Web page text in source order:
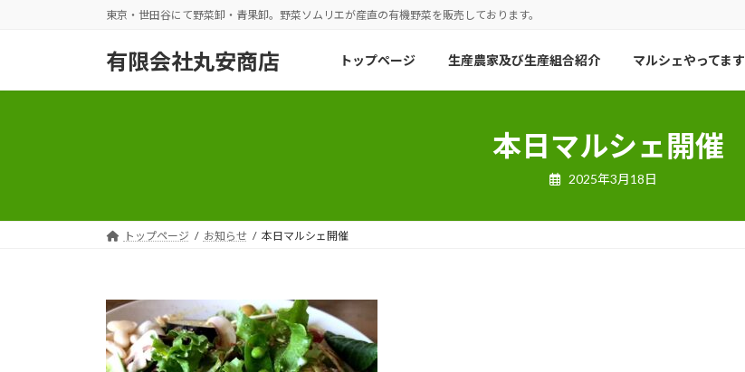
東京・世田谷にて野菜卸・青果卸。野菜ソムリエが産直の有機野菜を販売しております。
有限会社丸安商店 トップページ 生産農家及び生産組合紹介 マルシェやってます
本日マルシェ開催
2025年3月18日
トップページ お知らせ 本日マルシェ開催